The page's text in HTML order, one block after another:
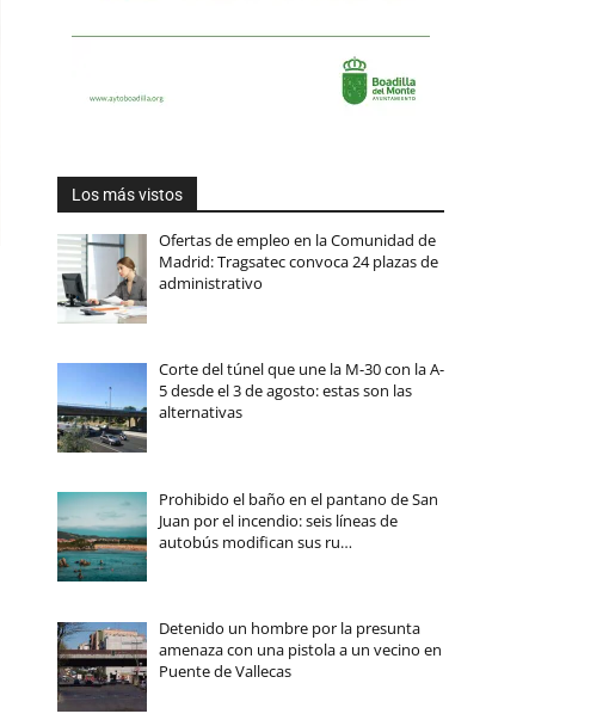
Los más vistos
Ofertas de empleo en la Comunidad de
Madrid: Tragsatec convoca 24 plazas de
administrativo
Corte del túnel que une la M-30 con la A-
5 desde el 3 de agosto: estas son las
alternativas
Prohibido el baño en el pantano de San
Juan por el incendio: seis líneas de
autobús modifican sus ru…
Detenido un hombre por la presunta
amenaza con una pistola a un vecino en
Puente de Vallecas